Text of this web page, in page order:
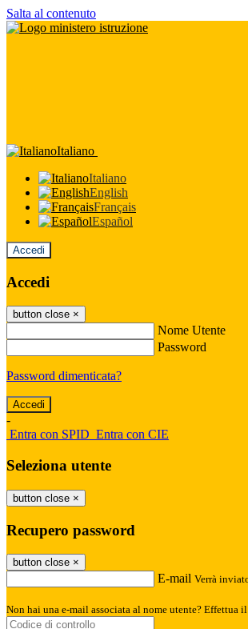
Salta al contenuto
Italiano
Italiano
English
Français
Español
Accedi
Accedi
button close ×
Nome Utente
Password
Password dimenticata?
-
Entra con SPID Entra con CIE
Seleziona utente
button close ×
Recupero password
button close ×
E-mail Verrà
Non hai una e-mail associata al nome utente? Effettua